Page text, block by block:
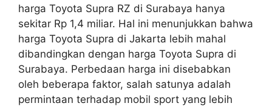
harga Toyota Supra RZ di Surabaya hanya
sekitar Rp 1,4 miliar. Hal ini menunjukkan bahwa
harga Toyota Supra di Jakarta lebih mahal
dibandingkan dengan harga Toyota Supra di
Surabaya. Perbedaan harga ini disebabkan
oleh beberapa faktor, salah satunya adalah
permintaan terhadap mobil sport yang lebih